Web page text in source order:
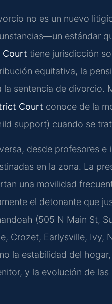
no es un nuevo
estándar
Court tiene jurisdicción
equitativa, la
sentencia de divorcio.
Court conoce de la
support) cuando se
desde profesores e
en la zona. La
una movilidad
el detonante que
(505 N Main St,
Crozet, Earlysville, Ivy,
la estabilidad del
y la evolución de